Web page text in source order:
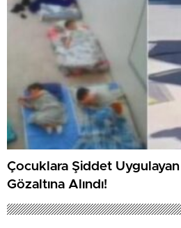
Çocuklara Şiddet Uygulayan
Gözaltına Alındı!